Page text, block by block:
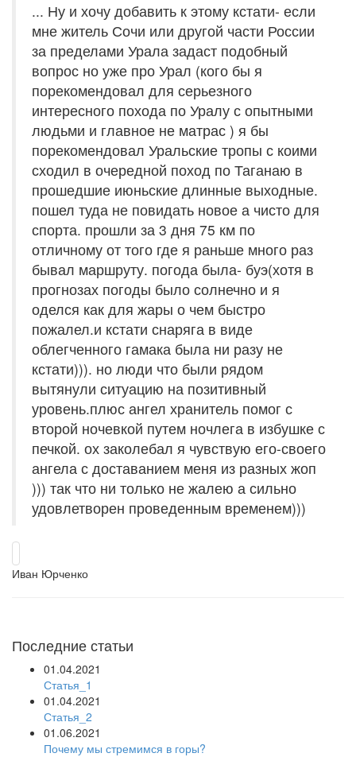
... Ну и хочу добавить к этому кстати- если
мне житель Сочи или другой части России
за пределами Урала задаст подобный
вопрос но уже про Урал (кого бы я
порекомендовал для серьезного
интересного похода по Уралу с опытными
людьми и главное не матрас ) я бы
порекомендовал Уральские тропы с коими
сходил в очередной поход по Таганаю в
прошедшие июньские длинные выходные.
пошел туда не повидать новое а чисто для
спорта. прошли за 3 дня 75 км по
отличному от того где я раньше много раз
бывал маршруту. погода была- буэ(хотя в
прогнозах погоды было солнечно и я
оделся как для жары о чем быстро
пожалел.и кстати снаряга в виде
облегченного гамака была ни разу не
кстати))). но люди что были рядом
вытянули ситуацию на позитивный
уровень.плюс ангел хранитель помог с
второй ночевкой путем ночлега в избушке с
печкой. ох заколебал я чувствую его-своего
ангела с доставанием меня из разных жоп
))) так что ни только не жалею а сильно
удовлетворен проведенным временем)))
Иван Юрченко
Последние статьи
01.04.2021
Статья_1
01.04.2021
Статья_2
01.06.2021
Почему мы стремимся в горы?